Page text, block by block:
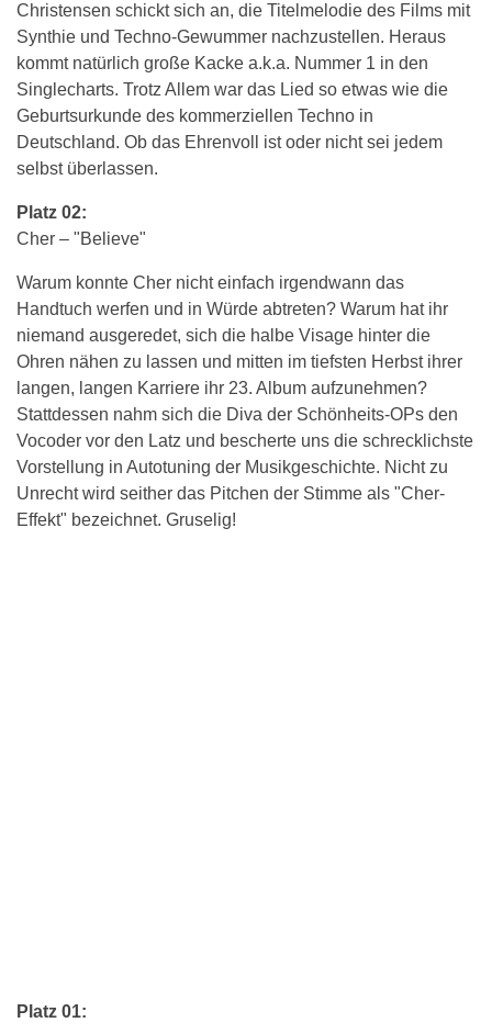
Christensen schickt sich an, die Titelmelodie des Films mit
Synthie und Techno-Gewummer nachzustellen. Heraus
kommt natürlich große Kacke a.k.a. Nummer 1 in den
Singlecharts. Trotz Allem war das Lied so etwas wie die
Geburtsurkunde des kommerziellen Techno in
Deutschland. Ob das Ehrenvoll ist oder nicht sei jedem
selbst überlassen.
Platz 02:
Cher – "Believe"
Warum konnte Cher nicht einfach irgendwann das
Handtuch werfen und in Würde abtreten? Warum hat ihr
niemand ausgeredet, sich die halbe Visage hinter die
Ohren nähen zu lassen und mitten im tiefsten Herbst ihrer
langen, langen Karriere ihr 23. Album aufzunehmen?
Stattdessen nahm sich die Diva der Schönheits-OPs den
Vocoder vor den Latz und bescherte uns die schrecklichste
Vorstellung in Autotuning der Musikgeschichte. Nicht zu
Unrecht wird seither das Pitchen der Stimme als "Cher-
Effekt" bezeichnet. Gruselig!
Platz 01: